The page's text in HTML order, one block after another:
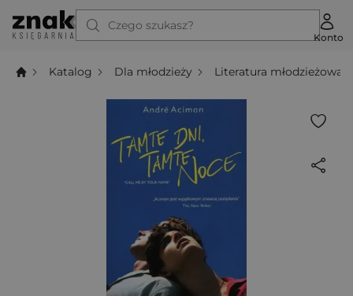
Czego szukasz?
Konto
Katalog Dla młodzieży Literatura młodzieżowa